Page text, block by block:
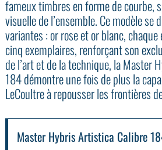
fameux timbres en forme de courbe,
visuelle de l’ensemble. Ce modèle se
variantes : or rose et or blanc,
cinq exemplaires, renforçant son
de l’art et de la technique, la Master
184 démontre une fois de plus la
LeCoultre à repousser les frontières
Master Hybris Artistica Calibre